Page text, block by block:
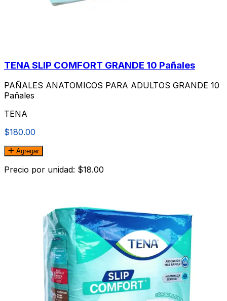
TENA SLIP COMFORT GRANDE 10 Pañales
PAÑALES ANATOMICOS PARA ADULTOS GRANDE 10
Pañales
TENA
$180.00
Agregar
Precio por unidad: $18.00